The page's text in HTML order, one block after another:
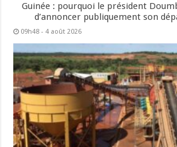
Guinée : pourquoi le président
d’annoncer publiquement son
09h48 - 4 août 2026